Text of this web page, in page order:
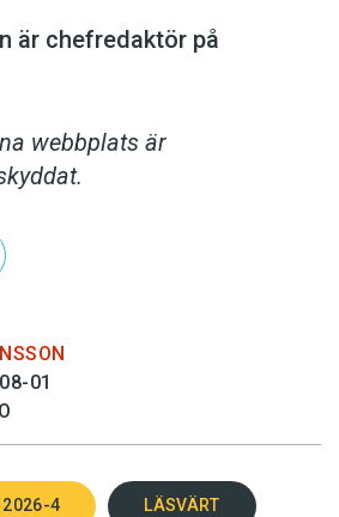
är chefredaktör på
webbplats är
01
2026-4 LÄSVÄRT